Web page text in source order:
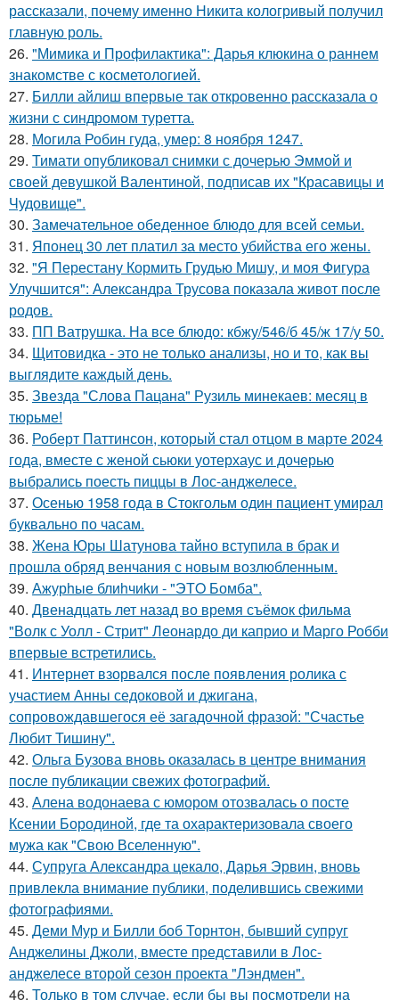
рассказали, почему именно Никита кологривый получил
главную роль.
26. "Мимика и Профилактика": Дарья клюкина о раннем
знакомстве с косметологией.
27. Билли айлиш впервые так откровенно рассказала о
жизни с синдромом туретта.
28. Могила Робин гуда, умер: 8 ноября 1247.
29. Тимати опубликовал снимки с дочерью Эммой и
своей девушкой Валентиной, подписав их "Красавицы и
Чудовище".
30. Замечательное обеденное блюдо для всей семьи.
31. Японец 30 лет платил за место убийства его жены.
32. "Я Перестану Кормить Грудью Мишу, и моя Фигура
Улучшится": Александра Трусова показала живот после
родов.
33. ПП Ватрушка. На все блюдо: кбжу/546/б 45/ж 17/у 50.
34. Щитовидка - это не только анализы, но и то, как вы
выглядите каждый день.
35. Звезда "Слова Пацана" Рузиль минекаев: месяц в
тюрьме!
36. Роберт Паттинсон, который стал отцом в марте 2024
года, вместе с женой сьюки уотерхаус и дочерью
выбрались поесть пиццы в Лос-анджелесе.
37. Осенью 1958 года в Стокгольм один пациент умирал
буквально по часам.
38. Жена Юры Шатунова тайно вступила в брак и
прошла обряд венчания с новым возлюбленным.
39. Ажурhые блиhчиkи - "ЭТO Бомба".
40. Двенадцать лет назад во время съёмок фильма
"Волк с Уолл - Стрит" Леонардо ди каприо и Марго Робби
впервые встретились.
41. Интернет взорвался после появления ролика с
участием Анны седоковой и джигана,
сопровождавшегося её загадочной фразой: "Счастье
Любит Тишину".
42. Ольга Бузова вновь оказалась в центре внимания
после публикации свежих фотографий.
43. Алена водонаева с юмором отозвалась о посте
Ксении Бородиной, где та охарактеризовала своего
мужа как "Свою Вселенную".
44. Супруга Александра цекало, Дарья Эрвин, вновь
привлекла внимание публики, поделившись свежими
фотографиями.
45. Деми Мур и Билли боб Торнтон, бывший супруг
Анджелины Джоли, вместе представили в Лос-
анджелесе второй сезон проекта "Лэндмен".
46. Только в том случае, если бы вы посмотрели на